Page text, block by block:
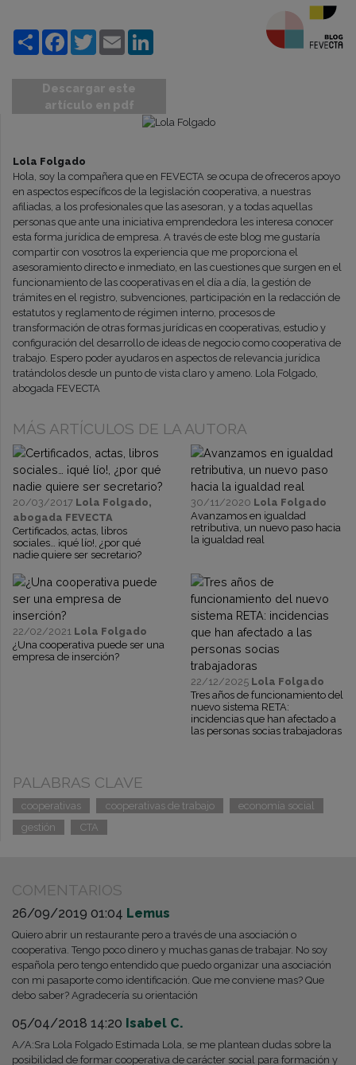
CompartirFacebook
TwitterEmail
Descargar este
artículo en pdf
Lola Folgado
Hola, soy la compañera que en FEVECTA se ocupa de ofreceros apoyo
en aspectos específicos de la legislación cooperativa, a nuestras
afiliadas, a los profesionales que las asesoran, y a todas aquellas
personas que ante una iniciativa emprendedora les interesa conocer
esta forma jurídica de empresa. A través de este blog me gustaría
compartir con vosotros la experiencia que me proporciona el
asesoramiento directo e inmediato, en las cuestiones que surgen en el
funcionamiento de las cooperativas en el día a día, la gestión de
trámites en el registro, subvenciones, participación en la redacción de
estatutos y reglamento de régimen interno, procesos de
transformación de otras formas jurídicas en cooperativas, estudio y
configuración del desarrollo de ideas de negocio como cooperativa de
trabajo. Espero poder ayudaros en aspectos de relevancia jurídica
tratándolos desde un punto de vista claro y ameno. Lola Folgado,
abogada FEVECTA
MÁS ARTÍCULOS DE LA AUTORA
20/03/2017 Lola Folgado,
abogada FEVECTA
Certificados, actas, libros
sociales… ¡qué lío!, ¿por qué
nadie quiere ser secretario?
30/11/2020 Lola Folgado
Avanzamos en igualdad
retributiva, un nuevo paso hacia
la igualdad real
22/02/2021 Lola Folgado
¿Una cooperativa puede ser una
empresa de inserción?
22/12/2025 Lola Folgado
Tres años de funcionamiento del
nuevo sistema RETA:
incidencias que han afectado a
las personas socias trabajadoras
PALABRAS CLAVE
cooperativas cooperativas de trabajo
economía social
gestión
CTA
COMENTARIOS
26/09/2019 01:04 Lemus
Quiero abrir un restaurante pero a través de una asociación o
cooperativa. Tengo poco dinero y muchas ganas de trabajar. No soy
española pero tengo entendido que puedo organizar una asociación
con mi pasaporte como identificación. Que me conviene mas? Que
debo saber? Agradecería su orientación
05/04/2018 14:20 Isabel C.
A/A:Sra Lola Folgado Estimada Lola, se me plantean dudas sobre la
posibilidad de formar cooperativa de carácter social para formación y